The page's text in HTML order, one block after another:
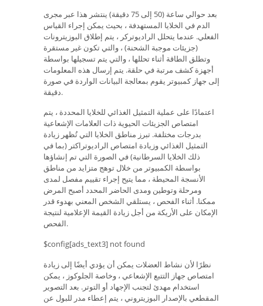
بعد حوالي ساعة (50 إلى 75 دقيقة) ينتشر هذا عبر مجرى
الدم في الخلايا المستهدفة ، بحيث يمكن إجراء القياس
الفعلي. عندما يتحلل الراديوتركر ، يتم إطلاق البوزيترونات
(جزيئات موجبة الشحنة) ، والتي تكون غير مستقرة
وتطلق الطاقة أثناء تحللها ، والتي يتم تسجيلها بواسطة
أجهزة كشف مرتبة في حلقة. يتم إرسال هذه المعلومات
إلى جهاز كمبيوتر يقوم بمعالجة البيانات الواردة في صورة
دقيقة.
اعتمادًا على عملية التمثيل الغذائي للخلايا المحددة ، يتم
امتصاص الجزيئات الحيوية ذات العلامات الإشعاعية
بدرجات مختلفة. تبرز مناطق الخلايا التي تُظهر زيادة
التمثيل الغذائي وزيادة امتصاص الراديوتراكتر (بما في
ذلك الخلايا السرطانية) في الصورة التي تم إنشاؤها
بواسطة الكمبيوتر من خلال توهج متزايد من مناطق
الأنسجة المحيطة ، مما يتيح إجراء تقييم مفصل لمدى
ومرحلة وتوطين ومدى الحاضر المحدد أصبح المرض
ممكنا. أثناء الفحص ، يستلقي الشخص المعني بهدوء قدر
الإمكان على الأريكة من أجل زيادة القيمة الإعلامية لنتيجة
الفحص.
$config[ads_text3] not found
نظرًا لأن نشاط العضلات يمكن أن يؤدي أيضًا إلى زيادة
امتصاص جهاز التتبع الإشعاعي ، وخاصة الجلوكوز ، يمكن
استخدام مهدئ لتجنب الإجهاد أو التوتر. بعد التصوير
المقطعي بالإصدار البوزيتروني ، يتم إعطاء مدر للبول عن